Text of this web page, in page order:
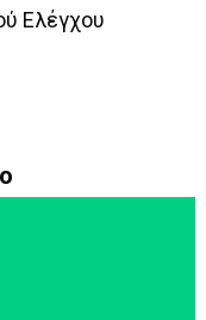
Ελέγχου